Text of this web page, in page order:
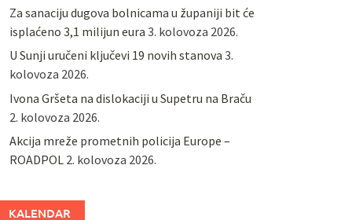
Za sanaciju dugova bolnicama u županiji bit će
isplaćeno 3,1 milijun eura 3. kolovoza 2026.
U Sunji uručeni ključevi 19 novih stanova 3.
kolovoza 2026.
Ivona Gršeta na dislokaciji u Supetru na Braču
2. kolovoza 2026.
​Akcija mreže prometnih policija Europe –
ROADPOL 2. kolovoza 2026.
KALENDAR